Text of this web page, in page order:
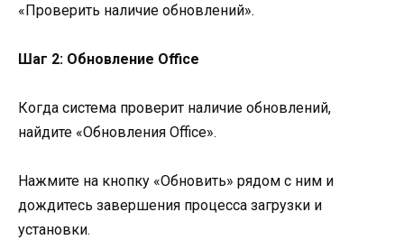
«Проверить наличие обновлений».
Шаг 2: Обновление Office
Когда система проверит наличие обновлений,
найдите «Обновления Office».
Нажмите на кнопку «Обновить» рядом с ним и
дождитесь завершения процесса загрузки и
установки.